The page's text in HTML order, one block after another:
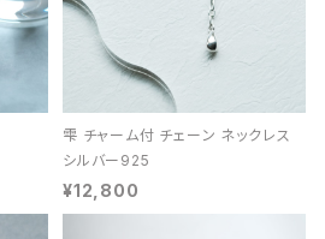
雫 チャーム付 チェーン ネックレス
シルバー925
¥12,800